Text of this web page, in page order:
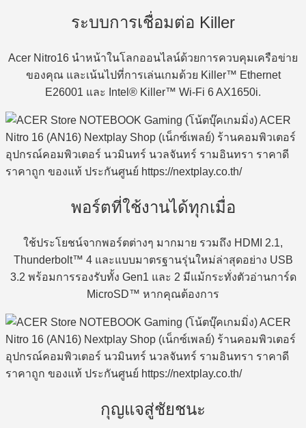
ระบบการเชื่อมต่อ Killer
Acer Nitro16 นำหน้าในโลกออนไลน์ด้วยการควบคุมเครือข่าย
ของคุณ และเน้นไปที่การเล่นเกมด้วย Killer™ Ethernet
E26001 และ Intel® Killer™ Wi-Fi 6 AX1650i.
พอร์ตที่ใช้งานได้ทุกเมื่อ
ใช้ประโยชน์จากพอร์ตต่างๆ มากมาย รวมถึง HDMI 2.1,
Thunderbolt™ 4 และแบบมาตรฐานรุ่นใหม่ล่าสุดอย่าง USB
3.2 พร้อมการรองรับทั้ง Gen1 และ 2 มีแม้กระทั่งตัวอ่านการ์ด
MicroSD™ หากคุณต้องการ
กุญแจสู่ชัยชนะ